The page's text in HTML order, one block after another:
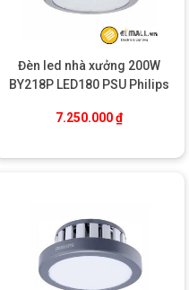
₫.
tại là: 5.565.000 ₫.
Đèn led nhà xưởng 200W
BY218P LED180 PSU Philips
7.250.000₫